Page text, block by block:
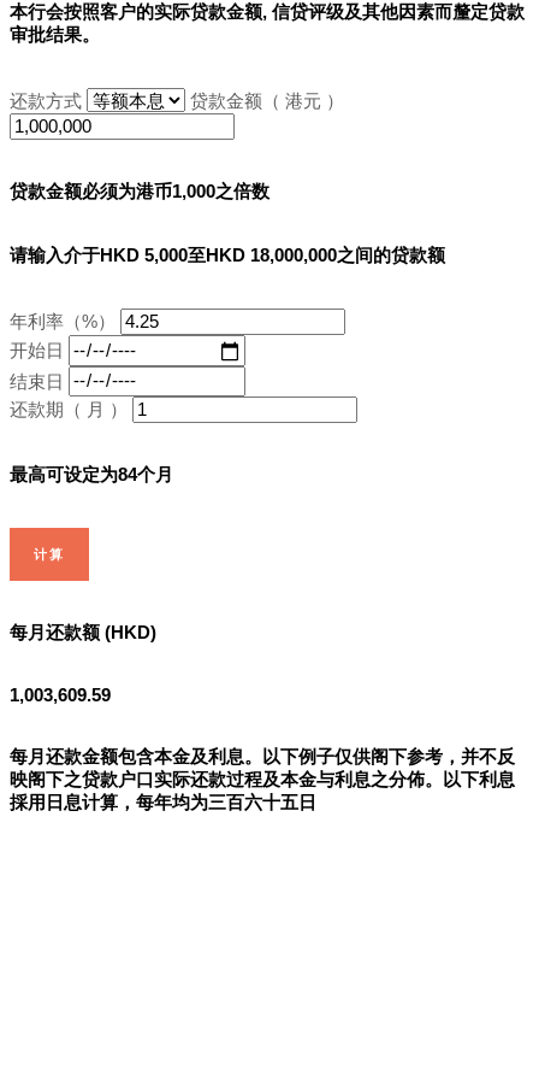
本行会按照客户的实际贷款金额, 信贷评级及其他因素而釐定贷款
审批结果。
还款方式 贷款金额（ 港元 ）
贷款金额必须为港币1,000之倍数
请输入介于HKD 5,000至HKD 18,000,000之间的贷款额
年利率（%）
开始日
结束日
还款期（ 月 ）
最高可设定为84个月
计算
每月还款额 (HKD)
1,003,609.59
每月还款金额包含本金及利息。以下例子仅供阁下参考，并不反
映阁下之贷款户口实际还款过程及本金与利息之分佈。以下利息
採用日息计算，每年均为三百六十五日